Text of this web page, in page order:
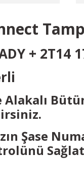
+ 2T14
Şase